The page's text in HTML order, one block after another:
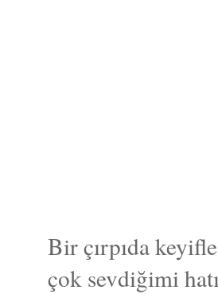
Bir çırpıda
çok sevdiğimi